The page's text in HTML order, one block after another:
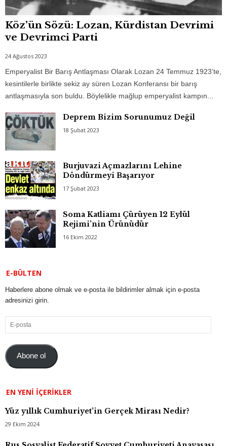
Köz’ün Sözü: Lozan, Kürdistan Devrimi
ve Devrimci Parti
24 Ağustos 2023
Emperyalist Bir Barış Antlaşması Olarak Lozan 24 Temmuz 1923’te,
kesintilerle birlikte sekiz ay süren Lozan Konferansı bir barış
antlaşmasıyla son buldu. Böylelikle mağlup emperyalist kampın...
Deprem Bizim Sorunumuz Değil
18 Şubat 2023
Burjuvazi Açmazlarını Lehine
Döndürmeyi Başarıyor
17 Şubat 2023
Soma Katliamı Çürüyen 12 Eylül
Rejimi’nin Ürünüdür
16 Ekim 2022
E-BÜLTEN
Haberlere abone olmak ve e-posta ile bildirimler almak için e-posta
adresinizi girin.
E-
posta
Abone ol
EN YENI İÇERIKLER
Yüz yıllık Cumhuriyet’in Gerçek Mirası Nedir?
29 Ekim 2024